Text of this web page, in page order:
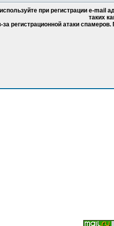
при регистрации e-mail
таких
регистрационной атаки